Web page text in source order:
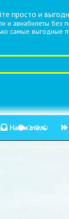
просто и
и авиабилеты без
самые выгодные
Найти отель